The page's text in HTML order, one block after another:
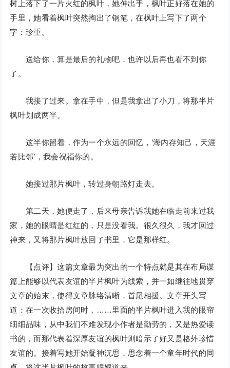
树上落下了一片火红的枫叶，她伸出手，枫叶正好落在她的
手里，她看着枫叶突然掏出了钢笔，在枫叶上写下了两个
字：珍重。
送给你，算是最后的礼物吧，也许以后再也看不到你
了。
我接了过来。拿在手中，但是我拿出了小刀，将那半片
枫叶划成两半。
这半你留着，作为一个永远的回忆，‘海内存知己，天涯
若比邻’，我会祝福你的。
她接过那片枫叶，转过身朝路灯走去。
第二天，她便走了，后来母亲告诉我她在临走前来过我
家，她的眼睛是红红的，只是没看我。很久很久，我才回过
神来，又将那片枫叶放回了书里，它是那样红。
【点评】这篇文章最为突出的一个特点就是其在布局谋
篇上能够以代表友谊的半片枫叶为线索，并一如继往地贯穿
文章的始末，使得文章脉络清晰，首尾相援。文章开头写
道：在一次收拾房间时，……里面的半片枫叶进入我的眼帘
细细品味，从中我们不难发现小作者是勤劳的，又是热爱读
书的，而那代表着深厚友谊的枫叶则暗示了好又是格外珍惜
友谊的。接着写她开始凝神沉思，思念着一个童年时代的同